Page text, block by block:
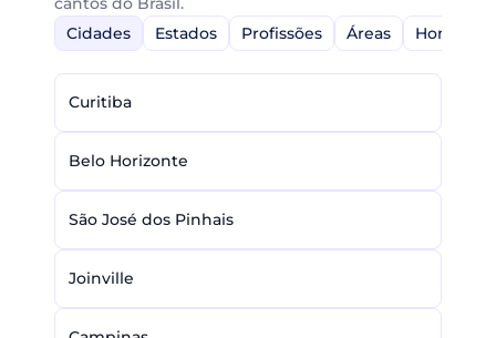
Cidades
Estados Profissões Áreas Home-
Curitiba
Belo Horizonte
São José dos Pinhais
Joinville